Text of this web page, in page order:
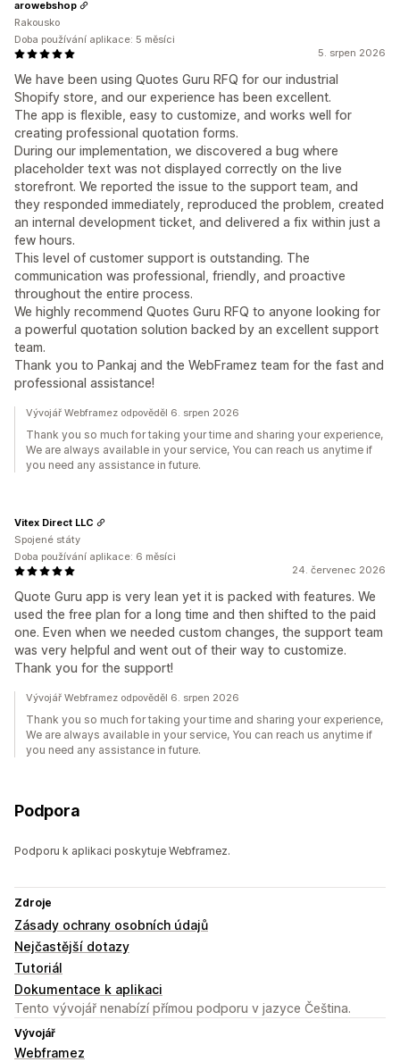
5. srpen 2026
We have been using Quotes Guru RFQ for our industrial
Shopify store, and our experience has been excellent.
The app is flexible, easy to customize, and works well for
creating professional quotation forms.
During our implementation, we discovered a bug where
placeholder text was not displayed correctly on the live
storefront. We reported the issue to the support team, and
they responded immediately, reproduced the problem, created
an internal development ticket, and delivered a fix within just a
few hours.
This level of customer support is outstanding. The
communication was professional, friendly, and proactive
throughout the entire process.
We highly recommend Quotes Guru RFQ to anyone looking for
a powerful quotation solution backed by an excellent support
team.
Thank you to Pankaj and the WebFramez team for the fast and
professional assistance!
arowebshop
Rakousko
Doba používání aplikace: 5 měsíci
Vývojář Webframez odpověděl 6. srpen 2026
Thank you so much for taking your time and sharing your experience,
We are always available in your service, You can reach us anytime if
you need any assistance in future.
24. červenec 2026
Quote Guru app is very lean yet it is packed with features. We
used the free plan for a long time and then shifted to the paid
one. Even when we needed custom changes, the support team
was very helpful and went out of their way to customize.
Thank you for the support!
Vitex Direct LLC
Spojené státy
Doba používání aplikace: 6 měsíci
Vývojář Webframez odpověděl 6. srpen 2026
Thank you so much for taking your time and sharing your experience,
We are always available in your service, You can reach us anytime if
you need any assistance in future.
Podpora
Podporu k aplikaci poskytuje Webframez.
Zdroje
Zásady ochrany osobních údajů
Nejčastější dotazy
Tutoriál
Dokumentace k aplikaci
Tento vývojář nenabízí přímou podporu v jazyce Čeština.
Vývojář
Webframez